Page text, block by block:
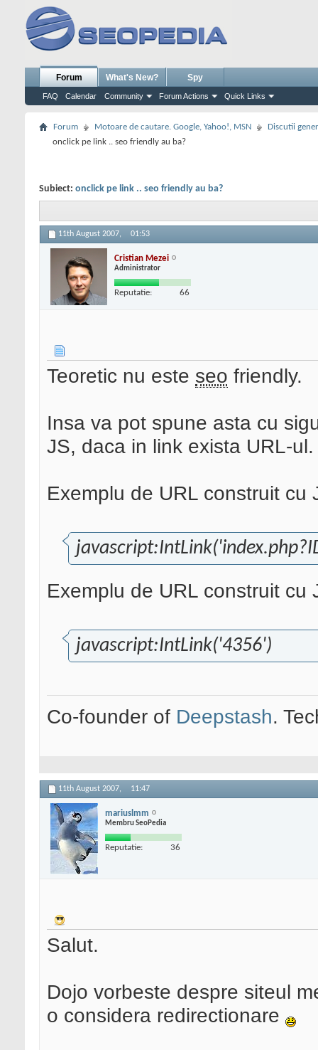
Forum
FAQ Calendar Community Forum Actions Quick Links
What's New? Spy
Forum Motoare de cautare. Google, Yahoo!, MSN
Discutii
onclick pe link .. seo friendly au ba?
Subiect: onclick pe link .. seo friendly au ba?
11th August 2007, 01:53
Cristian Mezei
Administrator
Reputatie: 66
Teoretic nu este seo friendly.
Insa va pot spune asta cu
JS, daca in link exista URL-ul.
Exemplu de URL construit cu
javascript
Exemplu de URL construit
javascript:IntLink('4356')
Co-founder of Deepstash.
11th August 2007, 11:47
mariuslmm
Membru SeoPedia
Reputatie: 36
Salut.
Dojo vorbeste despre siteul
o considera redirectionare